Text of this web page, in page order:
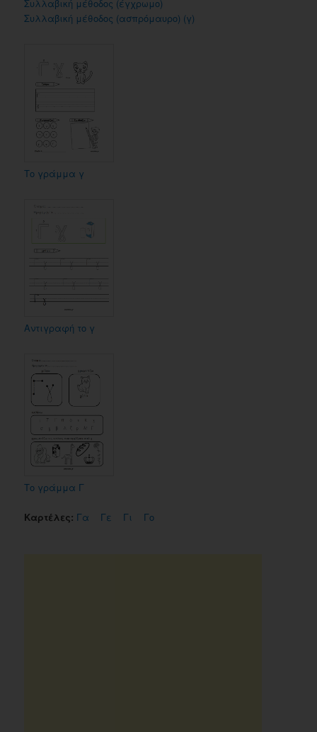
Συλλαβική μέθοδος (έγχρωμο)
Συλλαβική μέθοδος (ασπρόμαυρο) (γ)
Το γράμμα γ
Αντιγραφή το γ
Το γράμμα Γ
Καρτέλες: Γα Γε Γι Γο